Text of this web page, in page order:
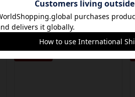
4人のプレイ動画を公開していま
す。動画内では簡単なルール説明も
ありますので...
5年弱前 の投稿